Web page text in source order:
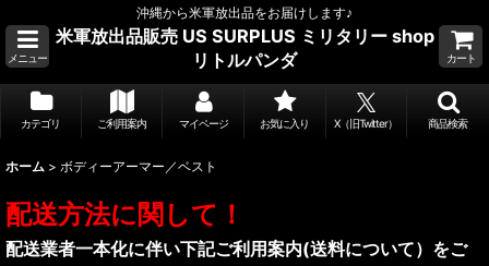
沖縄から米軍放出品をお届けします♪
メニュー
米軍放出品販売 US SURPLUS ミリタリー shop
リトルパンダ
カート
カテゴリ ご利用案内 マイページ お気に入り X（旧Twitter） 商品検索
ホーム > ボディーアーマー／ベスト
配送方法に関して！
配送業者一本化に伴い下記ご利用案内(送料について）をご